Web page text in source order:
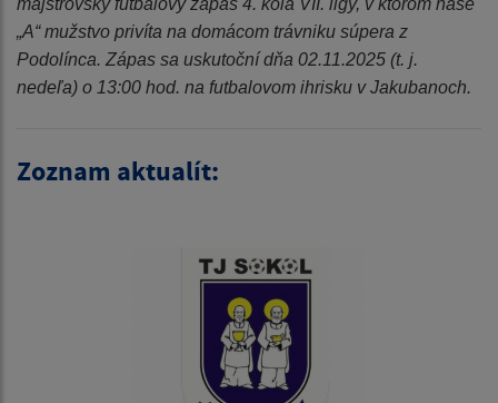
„A“ mužstvo privíta na domácom trávniku súpera z
Podolínca. Zápas sa uskutoční dňa 02.11.2025 (t. j.
nedeľa) o 13:00 hod. na futbalovom ihrisku v Jakubanoch.
Zoznam aktualít: